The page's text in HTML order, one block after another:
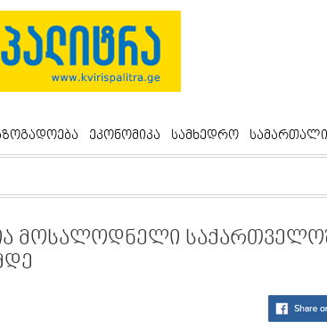
ეკონომიკა სამხედრო სამართალი
მოსალოდნელი